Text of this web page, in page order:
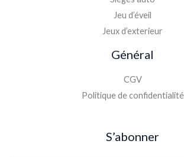
Jeu d’éveil
Jeux d’exterieur
Général
CGV
Politique de confidentialité
S’abonner